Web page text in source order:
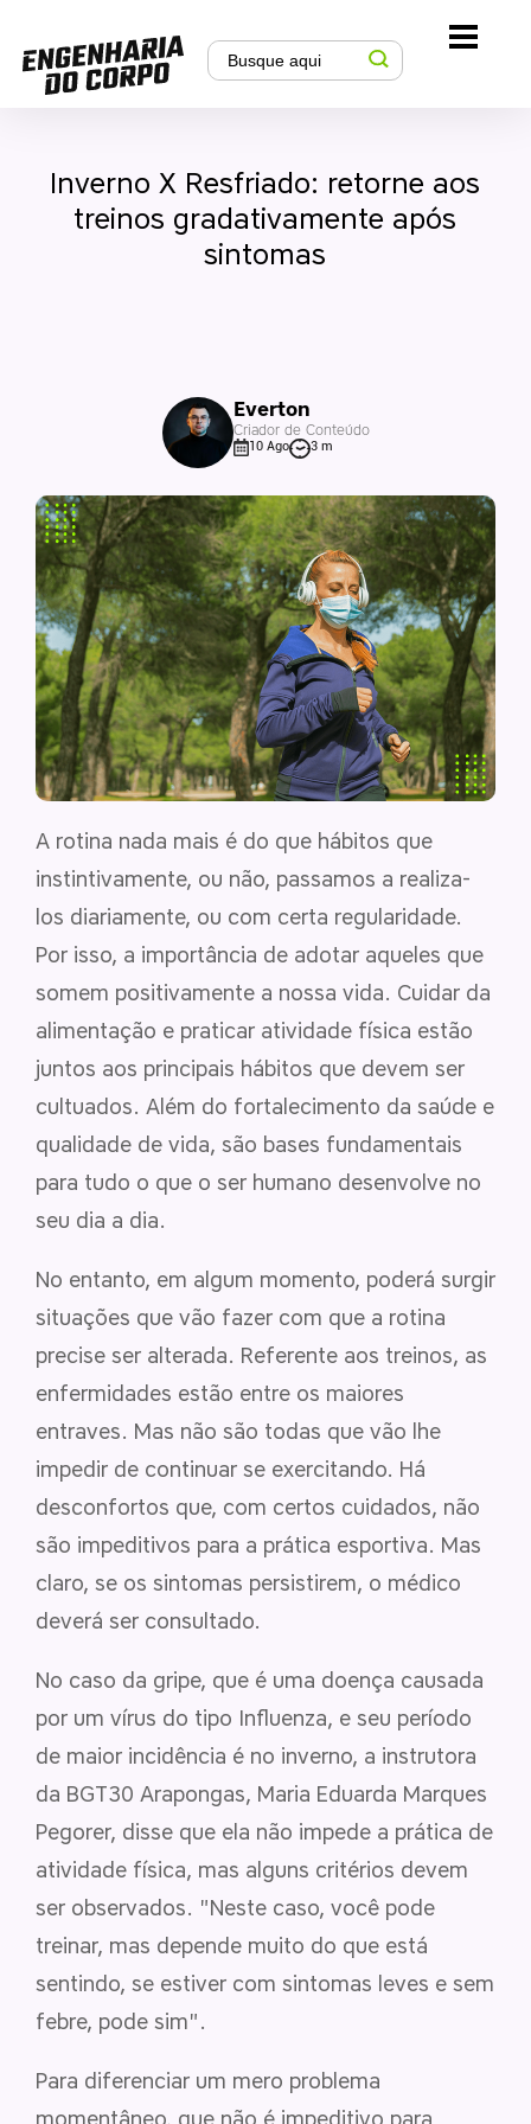
Inverno X Resfriado: retorne aos
treinos gradativamente após
sintomas
Everton
Criador de Conteúdo
10 Ago 3 m
A rotina nada mais é do que hábitos que
instintivamente, ou não, passamos a realiza-
los diariamente, ou com certa regularidade.
Por isso, a importância de adotar aqueles que
somem positivamente a nossa vida. Cuidar da
alimentação e praticar atividade física estão
juntos aos principais hábitos que devem ser
cultuados. Além do fortalecimento da saúde e
qualidade de vida, são bases fundamentais
para tudo o que o ser humano desenvolve no
seu dia a dia.
No entanto, em algum momento, poderá surgir
situações que vão fazer com que a rotina
precise ser alterada. Referente aos treinos, as
enfermidades estão entre os maiores
entraves. Mas não são todas que vão lhe
impedir de continuar se exercitando. Há
desconfortos que, com certos cuidados, não
são impeditivos para a prática esportiva. Mas
claro, se os sintomas persistirem, o médico
deverá ser consultado.
No caso da gripe, que é uma doença causada
por um vírus do tipo Influenza, e seu período
de maior incidência é no inverno, a instrutora
da BGT30 Arapongas, Maria Eduarda Marques
Pegorer, disse que ela não impede a prática de
atividade física, mas alguns critérios devem
ser observados. "Neste caso, você pode
treinar, mas depende muito do que está
sentindo, se estiver com sintomas leves e sem
febre, pode sim".
Para diferenciar um mero problema